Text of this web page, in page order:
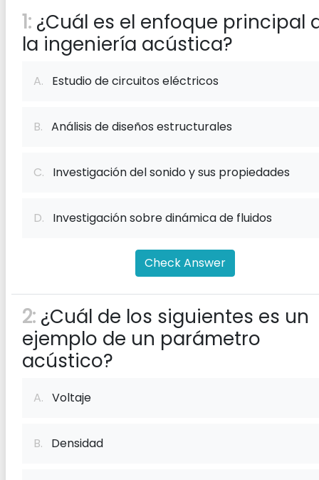
1: ¿Cuál es el enfoque principal
la ingeniería acústica?
A. Estudio de circuitos eléctricos
B. Análisis de diseños estructurales
C. Investigación del sonido y sus propiedades
D. Investigación sobre dinámica de fluidos
Check Answer
2: ¿Cuál de los siguientes es un
ejemplo de un parámetro
acústico?
A. Voltaje
B. Densidad